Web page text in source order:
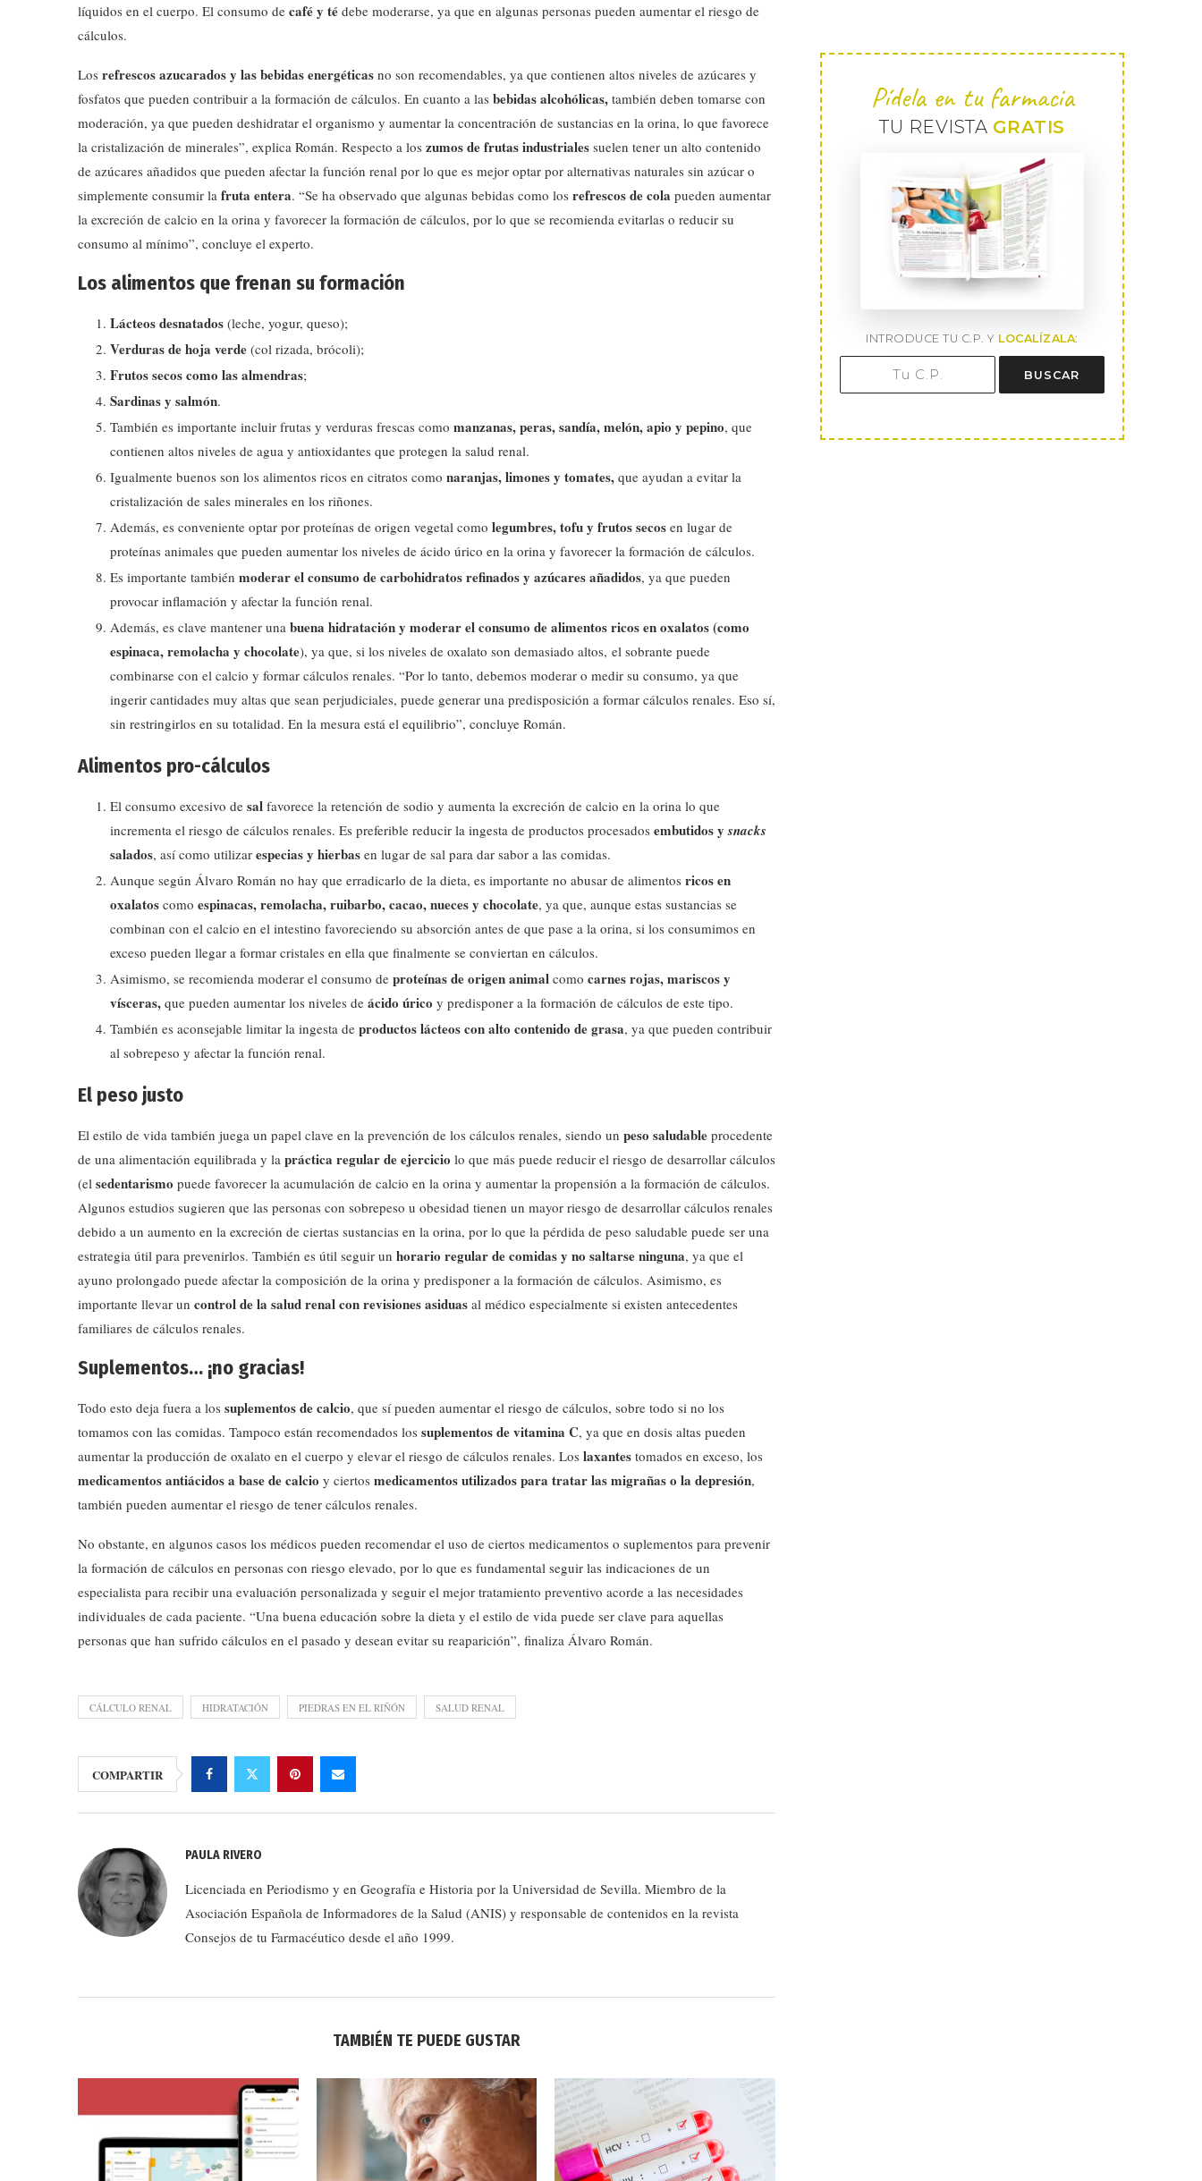
líquidos en el cuerpo. El consumo de café y té debe moderarse, ya que en algunas personas pueden aumentar el riesgo de
cálculos.
Los refrescos azucarados y las bebidas energéticas no son recomendables, ya que contienen altos niveles de azúcares y
fosfatos que pueden contribuir a la formación de cálculos. En cuanto a las bebidas alcohólicas, también deben tomarse con
moderación, ya que pueden deshidratar el organismo y aumentar la concentración de sustancias en la orina, lo que favorece
la cristalización de minerales”, explica Román. Respecto a los zumos de frutas industriales suelen tener un alto contenido
de azúcares añadidos que pueden afectar la función renal por lo que es mejor optar por alternativas naturales sin azúcar o
simplemente consumir la fruta entera. “Se ha observado que algunas bebidas como los refrescos de cola pueden aumentar
la excreción de calcio en la orina y favorecer la formación de cálculos, por lo que se recomienda evitarlas o reducir su
consumo al mínimo”, concluye el experto.
Los alimentos que frenan su formación
Lácteos desnatados (leche, yogur, queso);
Verduras de hoja verde (col rizada, brócoli);
Frutos secos como las almendras;
Sardinas y salmón.
También es importante incluir frutas y verduras frescas como manzanas, peras, sandía, melón, apio y pepino, que
contienen altos niveles de agua y antioxidantes que protegen la salud renal.
Igualmente buenos son los alimentos ricos en citratos como naranjas, limones y tomates, que ayudan a evitar la
cristalización de sales minerales en los riñones.
Además, es conveniente optar por proteínas de origen vegetal como legumbres, tofu y frutos secos en lugar de
proteínas animales que pueden aumentar los niveles de ácido úrico en la orina y favorecer la formación de cálculos.
Es importante también moderar el consumo de carbohidratos refinados y azúcares añadidos, ya que pueden
provocar inflamación y afectar la función renal.
Además, es clave mantener una buena hidratacióny moderar el consumo de alimentos ricos en oxalatos (como
espinaca, remolacha y chocolate), ya que, si los niveles de oxalato son demasiado altos, el sobrante puede
combinarse con el calcio y formar cálculos renales. “Por lo tanto, debemos moderar o medir su consumo, ya que
ingerir cantidades muy altas que sean perjudiciales, puede generar una predisposición a formar cálculos renales. Eso sí,
sin restringirlos en su totalidad. En la mesura está el equilibrio”, concluye Román.
Alimentos pro-cálculos
El consumo excesivo de sal favorece la retención de sodio y aumenta la excreción de calcio en la orina lo que
incrementa el riesgo de cálculos renales. Es preferible reducir la ingesta de productos procesados embutidos ysnacks
salados, así como utilizar especias y hierbas en lugar de sal para dar sabor a las comidas.
Aunque según Álvaro Román no hay que erradicarlo de la dieta, es importante no abusar de alimentos ricos en
oxalatos como espinacas, remolacha, ruibarbo, cacao, nueces y chocolate, ya que, aunque estas sustancias se
combinan con el calcio en el intestino favoreciendo su absorción antes de que pase a la orina, si los consumimos en
exceso pueden llegar a formar cristales en ella que finalmente se conviertan en cálculos.
Asimismo, se recomienda moderar el consumo de proteínas de origen animal como carnes rojas, mariscos y
vísceras, que pueden aumentar los niveles de ácido úrico y predisponer a la formación de cálculos de este tipo.
También es aconsejable limitar la ingesta de productos lácteos con alto contenido de grasa, ya que pueden contribuir
al sobrepeso y afectar la función renal.
El peso justo
El estilo de vida también juega un papel clave en la prevención de los cálculos renales, siendo un peso saludable procedente
de una alimentación equilibrada y la práctica regular de ejercicio lo que más puede reducir el riesgo de desarrollar cálculos
(el sedentarismo puede favorecer la acumulación de calcio en la orina y aumentar la propensión a la formación de cálculos.
Algunos estudios sugieren que las personas con sobrepeso u obesidad tienen un mayor riesgo de desarrollar cálculos renales
debido a un aumento en la excreción de ciertas sustancias en la orina, por lo que la pérdida de peso saludable puede ser una
estrategia útil para prevenirlos. También es útil seguir un horario regular de comidas y no saltarse ninguna, ya que el
ayuno prolongado puede afectar la composición de la orina y predisponer a la formación de cálculos. Asimismo, es
importante llevar un control de la salud renal con revisiones asiduas al médico especialmente si existen antecedentes
familiares de cálculos renales.
Suplementos… ¡no gracias!
Todo esto deja fuera a los suplementos de calcio, que sí pueden aumentar el riesgo de cálculos, sobre todo si no los
tomamos con las comidas. Tampoco están recomendados los suplementos de vitamina C, ya que en dosis altas pueden
aumentar la producción de oxalato en el cuerpo y elevar el riesgo de cálculos renales. Los laxantes tomados en exceso, los
medicamentosantiácidos a base de calcio y ciertos medicamentos utilizados para tratar las migrañas o la depresión,
también pueden aumentar el riesgo de tener cálculos renales.
No obstante, en algunos casos los médicos pueden recomendar el uso de ciertos medicamentos o suplementos para prevenir
la formación de cálculos en personas con riesgo elevado, por lo que es fundamental seguir las indicaciones de un
especialista para recibir una evaluación personalizada y seguir el mejor tratamiento preventivo acorde a las necesidades
individuales de cada paciente. “Una buena educación sobre la dieta y el estilo de vida puede ser clave para aquellas
personas que han sufrido cálculos en el pasado y desean evitar su reaparición”, finaliza Álvaro Román.
CÁLCULO RENAL HIDRATACIÓN PIEDRAS EN EL RIÑÓN SALUD RENAL
COMPARTIR
PAULA RIVERO
Licenciada en Periodismo y en Geografía e Historia por la Universidad de Sevilla. Miembro de la
Asociación Española de Informadores de la Salud (ANIS) y responsable de contenidos en la revista
Consejos de tu Farmacéutico desde el año 1999.
TAMBIÉN TE PUEDE GUSTAR
Pídela en tu farmacia
TU REVISTA GRATIS
INTRODUCE TU C.P. Y LOCALÍZALA:
BUSCAR